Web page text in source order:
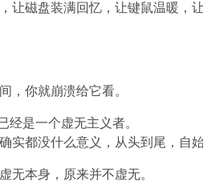
让磁盘装满回忆，让键鼠温暖，
，你就崩溃给它看。
经是一个虚无主义者。
实都没什么意义，从头到尾，自始
无本身，原来并不虚无。